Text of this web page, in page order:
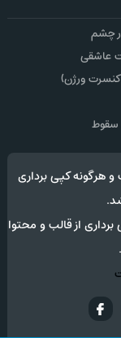
چشم
عاشقی
ورژن)
سقوط
هرگونه کپی برداری
برداری از قالب و محتوا